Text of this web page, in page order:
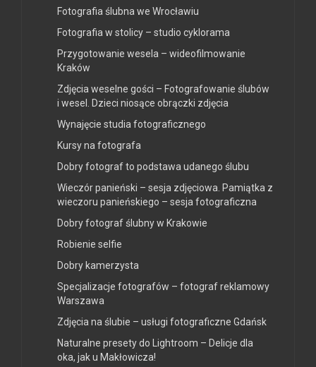
Fotografia ślubna we Wrocławiu
Fotografia w stolicy – studio cyklorama
Przygotowanie wesela – wideofilmowanie
Kraków
Zdjęcia weselne gości – Fotografowanie ślubów
i wesel. Dzieci niosące obrączki zdjęcia
Wynajęcie studia fotograficznego
Kursy na fotografa
Dobry fotograf to podstawa udanego ślubu
Wieczór panieński – sesja zdjęciowa. Pamiątka z
wieczoru panieńskiego – sesja fotograficzna
Dobry fotograf ślubny w Krakowie
Robienie selfie
Dobry kamerzysta
Specjalizacje fotografów – fotograf reklamowy
Warszawa
Zdjęcia na ślubie – usługi fotograficzne Gdańsk
Naturalne presety do Lightroom – Delicje dla
oka, jak u Makłowicza!